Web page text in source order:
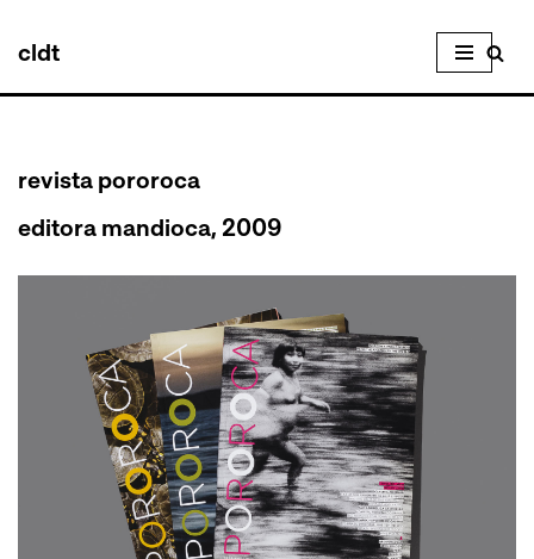
Pular
para
cldt
revista pororoca
editora mandioca, 2009